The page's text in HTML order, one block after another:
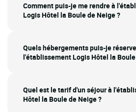
Comment puis-je me rendre à
Logis Hôtel la Boule de Neige ?
Quels hébergements puis-je
l'établissement Logis Hôtel la
Quel est le tarif d'un séjour à
Hôtel la Boule de Neige ?